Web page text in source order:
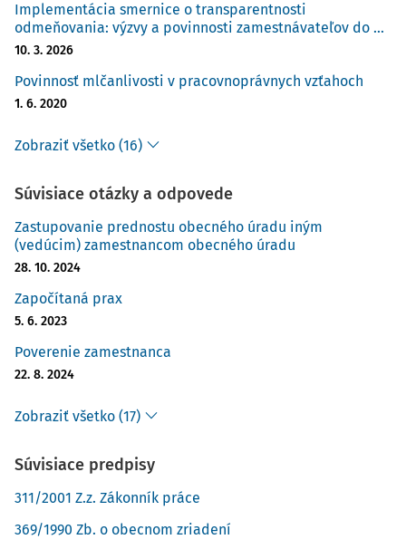
Implementácia smernice o transparentnosti
odmeňovania: výzvy a povinnosti zamestnávateľov do ...
10. 3. 2026
Povinnosť mlčanlivosti v pracovnoprávnych vzťahoch
1. 6. 2020
Zobraziť všetko (16)
Súvisiace otázky a odpovede
Zastupovanie prednostu obecného úradu iným
(vedúcim) zamestnancom obecného úradu
28. 10. 2024
Započítaná prax
5. 6. 2023
Poverenie zamestnanca
22. 8. 2024
Zobraziť všetko (17)
Súvisiace predpisy
311/2001 Z.z. Zákonník práce
369/1990 Zb. o obecnom zriadení